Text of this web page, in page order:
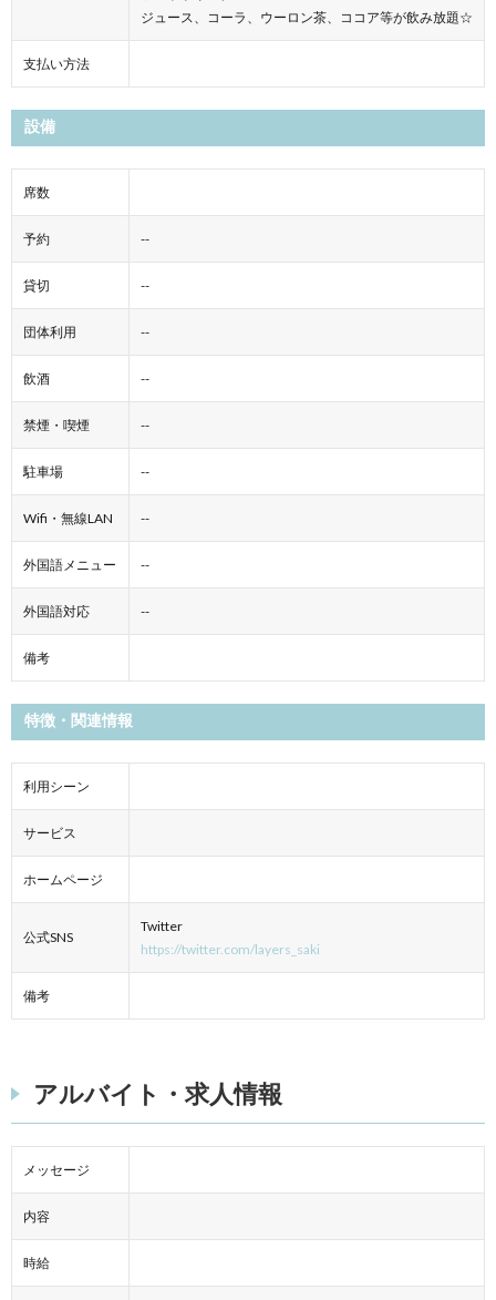
ジュース、コーラ、ウーロン茶、ココア等が飲み放題☆
支払い方法
設備
席数
予約 --
貸切 --
団体利用 --
飲酒 --
禁煙・喫煙 --
駐車場 --
Wifi・無線LAN --
外国語メニュー --
外国語対応 --
備考
特徴・関連情報
利用シーン
サービス
ホームページ
公式SNS
Twitter
https://twitter.com/layers_saki
備考
アルバイト・求人情報
メッセージ
内容
時給